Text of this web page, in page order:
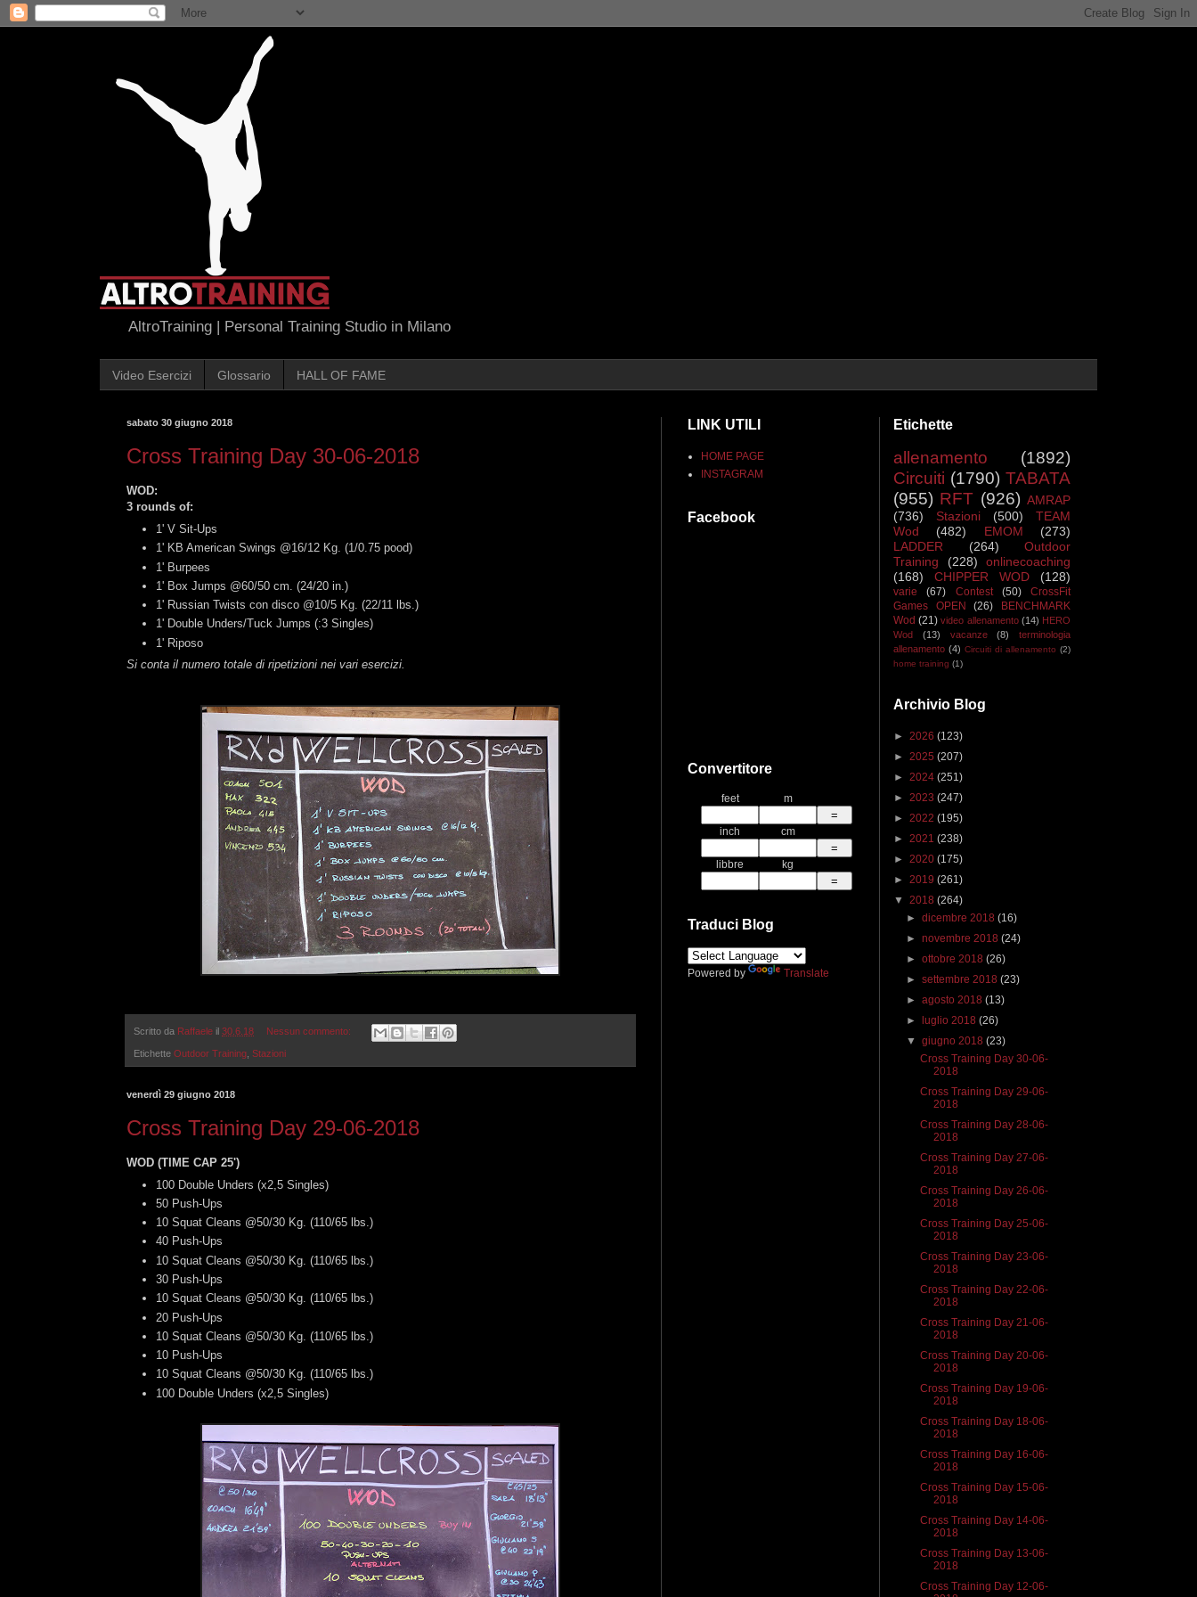
AltroTraining | Personal Training Studio in Milano
Video Esercizi Glossario HALL OF FAME
sabato 30 giugno 2018
Cross Training Day 30-06-2018
WOD:
3 rounds of:
1' V Sit-Ups
1' KB American Swings @16/12 Kg. (1/0.75 pood)
1' Burpees
1' Box Jumps @60/50 cm. (24/20 in.)
1' Russian Twists con disco @10/5 Kg. (22/11 lbs.)
1' Double Unders/Tuck Jumps (:3 Singles)
1' Riposo
Si conta il numero totale di ripetizioni nei vari esercizi.
Scritto da Raffaele il 30.6.18 Nessun commento:
Etichette Outdoor Training Stazioni
venerdì 29 giugno 2018
Cross Training Day 29-06-2018
WOD (TIME CAP 25')
100 Double Unders (x2,5 Singles)
50 Push-Ups
10 Squat Cleans @50/30 Kg. (110/65 lbs.)
40 Push-Ups
10 Squat Cleans @50/30 Kg. (110/65 lbs.)
30 Push-Ups
10 Squat Cleans @50/30 Kg. (110/65 lbs.)
20 Push-Ups
10 Squat Cleans @50/30 Kg. (110/65 lbs.)
10 Push-Ups
10 Squat Cleans @50/30 Kg. (110/65 lbs.)
100 Double Unders (x2,5 Singles)
LINK UTILI
HOME PAGE
INSTAGRAM
Facebook
Convertitore
feet m
inch cm
libbre kg
Traduci Blog
Powered by Translate
Etichette
allenamento
(1892)
Circuiti (1790) TABATA
(955) RFT (926) AMRAP
(736)
Stazioni (500)
TEAM
Wod
(482) EMOM
(273)
LADDER
(264)
Outdoor
Training
(228)
onlinecoaching
(168)
CHIPPER WOD (128)
varie (67) Contest (50)
CrossFit
Games OPEN
(26)
BENCHMARK
Wod (21) video allenamento (14) HERO
Wod
(13) vacanze (8)
terminologia
allenamento (4) Circuiti di allenamento (2)
home training (1)
Archivio Blog
► 2026 (123)
► 2025 (207)
► 2024 (251)
► 2023 (247)
► 2022 (195)
► 2021 (238)
► 2020 (175)
► 2019 (261)
▼ 2018 (264)
►dicembre 2018(16)
►novembre 2018(24)
►ottobre 2018(26)
►settembre 2018(23)
►agosto 2018(13)
►
luglio 2018(26)
▼giugno 2018(23)
Cross Training Day 30-06-
2018
Cross Training Day 29-06-
2018
Cross Training Day 28-06-
2018
Cross Training Day 27-06-
2018
Cross Training Day 26-06-
2018
Cross Training Day 25-06-
2018
Cross Training Day 23-06-
2018
Cross Training Day 22-06-
2018
Cross Training Day 21-06-
2018
Cross Training Day 20-06-
2018
Cross Training Day 19-06-
2018
Cross Training Day 18-06-
2018
Cross Training Day 16-06-
2018
Cross Training Day 15-06-
2018
Cross Training Day 14-06-
2018
Cross Training Day 13-06-
2018
Cross Training Day 12-06-